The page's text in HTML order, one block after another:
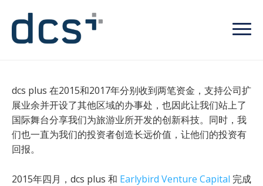
dcs plus 在2015和2017年分别收到两笔资金，支持公司扩
展业余并开设了其他区域的办事处，也因此让我们站上了
国际舞台分享我们为旅游业所开发的创新科技。同时，我
们也一直为我们的投资者创造长远价值，让他们的投资有
回报。
2015年四月，dcs plus 和 Earlybird Venture Capital 完成